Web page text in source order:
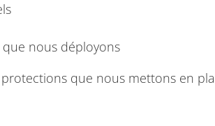
nous déployons
que nous mettons en